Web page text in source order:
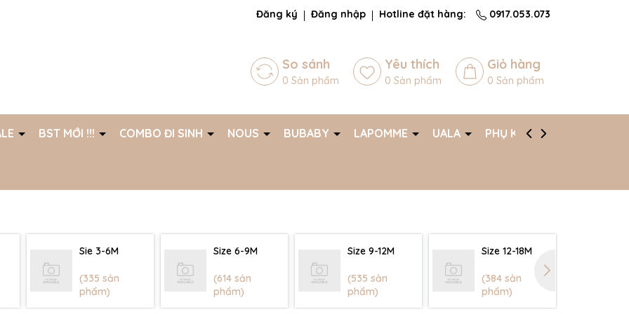
chờ đợi bạn Đăng ký Đăng nhập Hotline đặt hàng: 0917.053.073
So sánh
0 Sản phẩm
Yêu thích
0 Sản phẩm
Giỏ hàng
0 Sản phẩm
BST MỚI !!! COMBO ĐI SINH NOUS BUBABY LAPOMME UALA PHỤ KIỆN
Sie 3-6M
(335 sản
phẩm)
Size 6-9M
(614 sản
phẩm)
Size 9-12M
(535 sản
phẩm)
Size 12-18M
(384 sản
phẩm)